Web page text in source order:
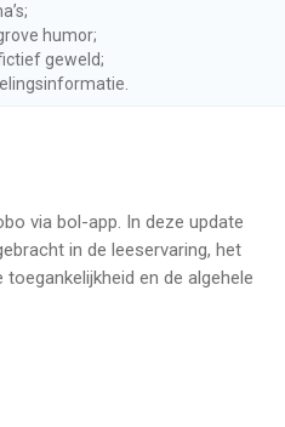
te ontstaan. Nee hoor, toch
voor deze situaties heeft de
functie. Handig!
je krijgt een bibliotheek aan
Lezen maarrr!
per stuk kopen. Zowel bij
via iDeal, PayPal of creditcard.
humor;
geweld;
via bol-app. In deze update
in de leeservaring, het
en de algehele
de audioboekweergave